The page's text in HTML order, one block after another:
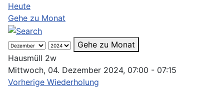
Heute
Gehe zu Monat
Gehe zu Monat
Hausmüll 2w
Mittwoch, 04. Dezember 2024, 07:00 - 07:15
Vorherige Wiederholung